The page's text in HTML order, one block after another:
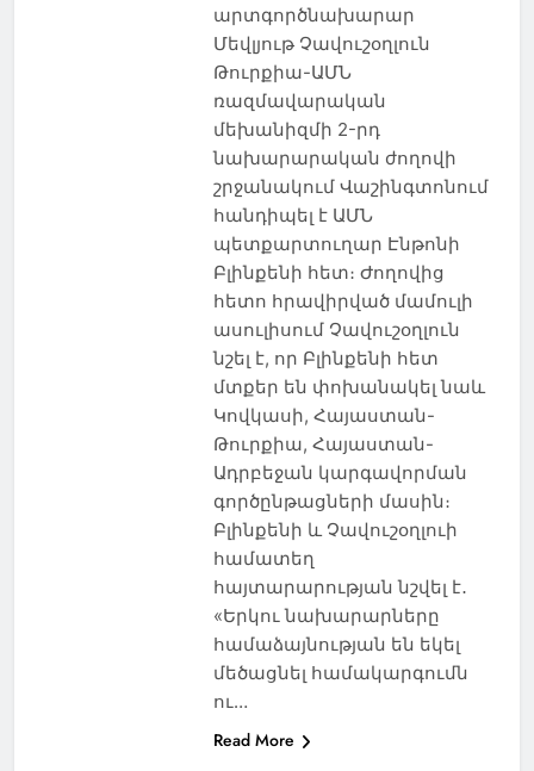
արտգործնախարար
Մեվլյութ Չավուշօղլուն
Թուրքիա-ԱՄՆ
ռազմավարական
մեխանիզմի 2-րդ
նախարարական ժողովի
շրջանակում Վաշինգտոնում
հանդիպել է ԱՄՆ
պետքարտուղար Էնթոնի
Բլինքենի հետ։ Ժողովից
հետո հրավիրված մամուլի
ասուլիսում Չավուշօղլուն
նշել է, որ Բլինքենի հետ
մտքեր են փոխանակել նաև
Կովկասի, Հայաստան-
Թուրքիա, Հայաստան-
Ադրբեջան կարգավորման
գործընթացների մասին։
Բլինքենի և Չավուշօղլուի
համատեղ
հայտարարության նշվել է․
«Երկու նախարարները
համաձայնության են եկել
մեծացնել համակարգումն
ու…
Read More